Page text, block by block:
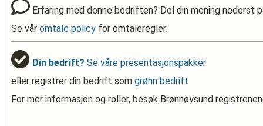
Erfaring med denne bedriften? Del din mening nederst
Se vår omtale policy for omtaleregler.
Din bedrift? Se våre presentasjonspakker
eller registrer din bedrift som grønn bedrift
For mer informasjon og roller, besøk Brønnøysund